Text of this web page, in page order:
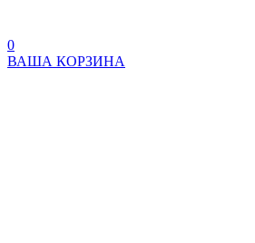
0
ВАША КОРЗИНА